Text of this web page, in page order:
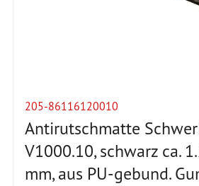
205-86116120010
Antirutschmatte
V1000.10, schwarz ca.
mm, aus PU-gebund.